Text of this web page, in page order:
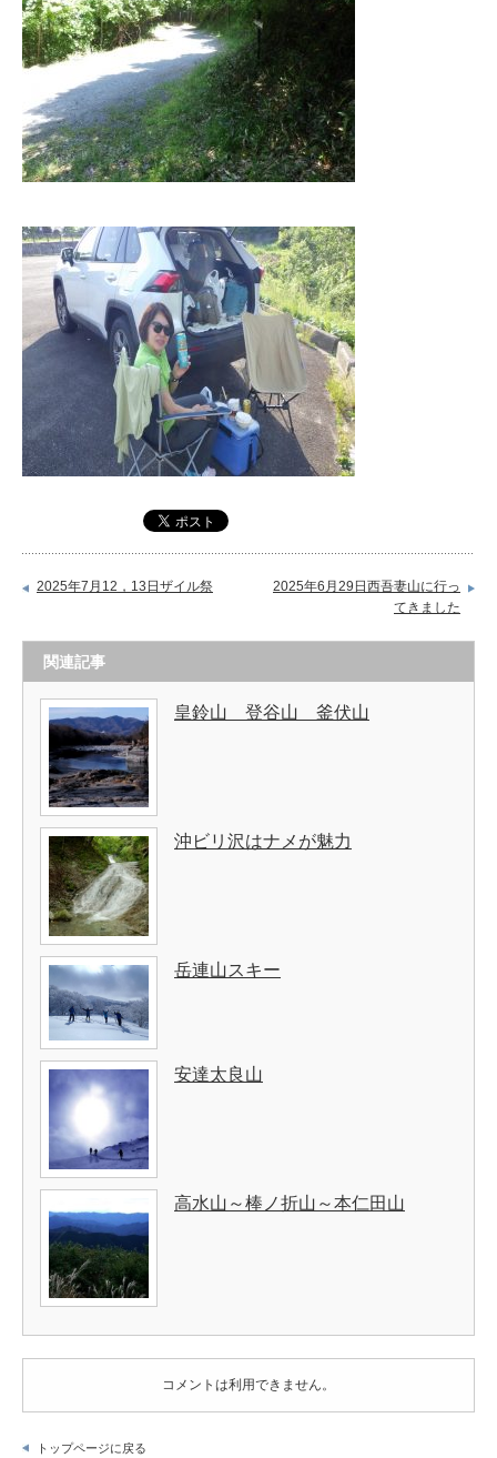
2025年7月12，13日ザイル祭
2025年6月29日西吾妻山に行っ
てきました
関連記事
皇鈴山 登谷山 釜伏山
沖ビリ沢はナメが魅力
岳連山スキー
安達太良山
高水山～棒ノ折山～本仁田山
コメントは利用できません。
トップページに戻る